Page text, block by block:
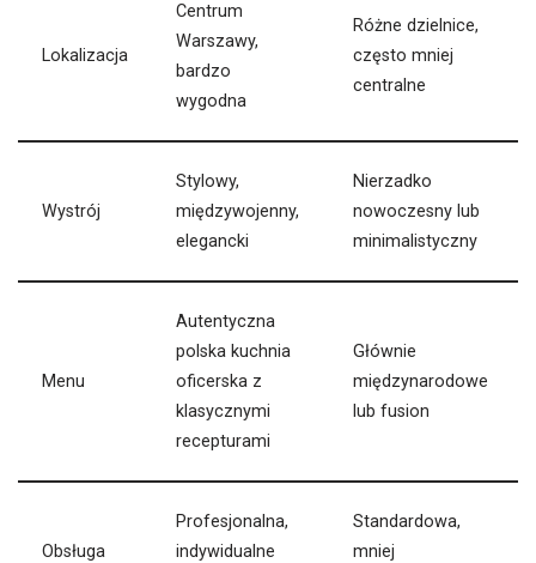
Lokalizacja
Centrum
Warszawy,
bardzo
wygodna
Różne dzielnice,
często mniej
centralne
Wystrój
Stylowy,
międzywojenny,
elegancki
Nierzadko
nowoczesny lub
minimalistyczny
Menu
Autentyczna
polska kuchnia
oficerska z
klasycznymi
recepturami
Głównie
międzynarodowe
lub fusion
Obsługa
Profesjonalna,
indywidualne
Standardowa,
mniej